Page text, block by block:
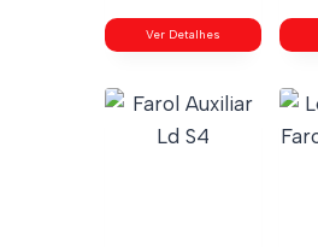
Ver Detalhes